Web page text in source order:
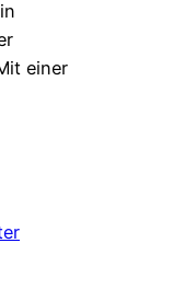
einer